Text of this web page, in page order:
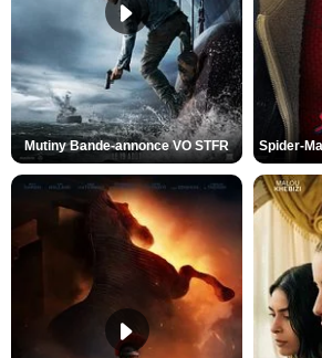
Mutiny Bande-annonce VO STFR